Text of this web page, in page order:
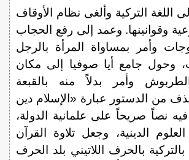
اللغة التركية وألغى نظام الأوقاف
وقوانينها. وعمد إلى رفع الحجاب
وأمر بمساواة المرأة بالرجل
وحول جامع أيا صوفيا إلى مكان
وأمر بدلاً منه بالقبعة
من الدستور عبارة «الإسلام دين
نصاً صريحاً على علمانية الدولة،
الدينية، وجعل تلاوة القرآن
بالحرف اللاتيني بلد الحرف